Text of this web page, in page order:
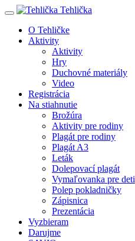
Tehlička
O Tehličke
Aktivity
Aktivity
Hry
Duchovné materiály
Video
Registrácia
Na stiahnutie
Brožúra
Aktivity pre rodiny
Plagát pre rodiny
Plagát A3
Leták
Dolepovací plagát
Vymaľovanka pre deti
Polep pokladničky
Zápisnica
Prezentácia
Vyzbieram
Darujme